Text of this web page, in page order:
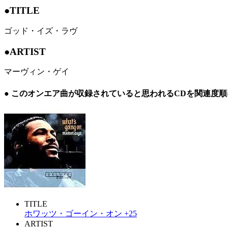
●TITLE
ゴッド・イズ・ラヴ
●ARTIST
マーヴィン・ゲイ
● このオンエア曲が収録されていると思われるCDを関連度
TITLE
ホワッツ・ゴーイン・オン +25
ARTIST